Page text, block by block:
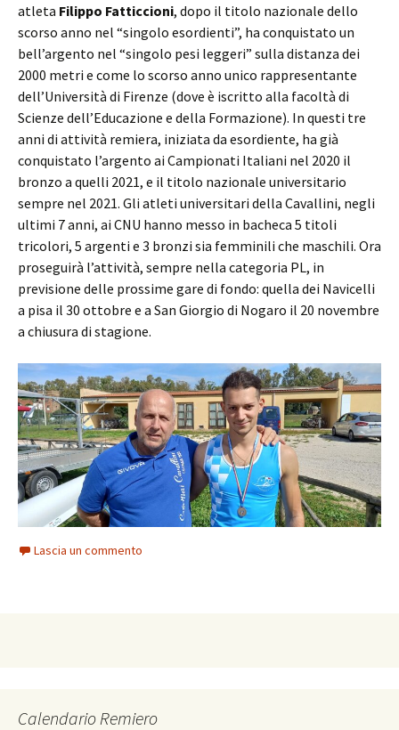
atleta Filippo Fatticcioni, dopo il titolo nazionale dello
scorso anno nel “singolo esordienti”, ha conquistato un
bell’argento nel “singolo pesi leggeri” sulla distanza dei
2000 metri e come lo scorso anno unico rappresentante
dell’Università di Firenze (dove è iscritto alla facoltà di
Scienze dell’Educazione e della Formazione). In questi tre
anni di attività remiera, iniziata da esordiente, ha già
conquistato l’argento ai Campionati Italiani nel 2020 il
bronzo a quelli 2021, e il titolo nazionale universitario
sempre nel 2021. Gli atleti universitari della Cavallini, negli
ultimi 7 anni, ai CNU hanno messo in bacheca 5 titoli
tricolori, 5 argenti e 3 bronzi sia femminili che maschili. Ora
proseguirà l’attività, sempre nella categoria PL, in
previsione delle prossime gare di fondo: quella dei Navicelli
a pisa il 30 ottobre e a San Giorgio di Nogaro il 20 novembre
a chiusura di stagione.
Lascia un commento
Calendario Remiero